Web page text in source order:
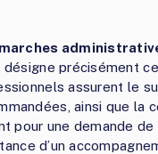
désigne précisément
assurent le
ainsi que la
pour une demande
d’un